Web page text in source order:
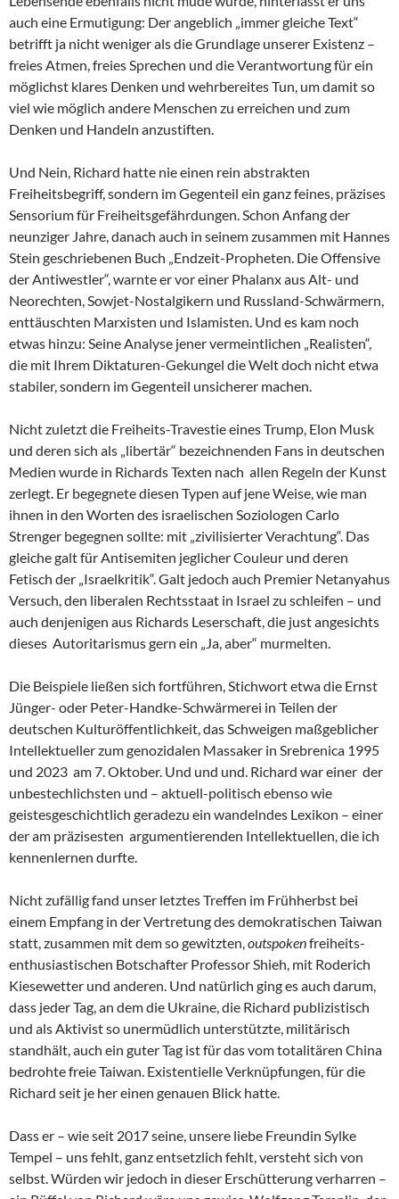
auch eine Ermutigung: Der angeblich „immer gleiche Text“
betrifft ja nicht weniger als die Grundlage unserer Existenz –
freies Atmen, freies Sprechen und die Verantwortung für ein
möglichst klares Denken und wehrbereites Tun, um damit so
viel wie möglich andere Menschen zu erreichen und zum
Denken und Handeln anzustiften.
Und Nein, Richard hatte nie einen rein abstrakten
Freiheitsbegriff, sondern im Gegenteil ein ganz feines, präzises
Sensorium für Freiheitsgefährdungen. Schon Anfang der
neunziger Jahre, danach auch in seinem zusammen mit Hannes
Stein geschriebenen Buch „Endzeit-Propheten. Die Offensive
der Antiwestler“, warnte er vor einer Phalanx aus Alt- und
Neorechten, Sowjet-Nostalgikern und Russland-Schwärmern,
enttäuschten Marxisten und Islamisten. Und es kam noch
etwas hinzu: Seine Analyse jener vermeintlichen „Realisten“,
die mit Ihrem Diktaturen-Gekungel die Welt doch nicht etwa
stabiler, sondern im Gegenteil unsicherer machen.
Nicht zuletzt die Freiheits-Travestie eines Trump, Elon Musk
und deren sich als „libertär“ bezeichnenden Fans in deutschen
Medien wurde in Richards Texten nach allen Regeln der Kunst
zerlegt. Er begegnete diesen Typen auf jene Weise, wie man
ihnen in den Worten des israelischen Soziologen Carlo
Strenger begegnen sollte: mit „zivilisierter Verachtung“. Das
gleiche galt für Antisemiten jeglicher Couleur und deren
Fetisch der „Israelkritik“. Galt jedoch auch Premier Netanyahus
Versuch, den liberalen Rechtsstaat in Israel zu schleifen – und
auch denjenigen aus Richards Leserschaft, die just angesichts
dieses Autoritarismus gern ein „Ja, aber“ murmelten.
Die Beispiele ließen sich fortführen, Stichwort etwa die Ernst
Jünger- oder Peter-Handke-Schwärmerei in Teilen der
deutschen Kulturöffentlichkeit, das Schweigen maßgeblicher
Intellektueller zum genozidalen Massaker in Srebrenica 1995
und 2023 am 7. Oktober. Und und und. Richard war einer der
unbestechlichsten und – aktuell-politisch ebenso wie
geistesgeschichtlich geradezu ein wandelndes Lexikon – einer
der am präzisesten argumentierenden Intellektuellen, die ich
kennenlernen durfte.
Nicht zufällig fand unser letztes Treffen im Frühherbst bei
einem Empfang in der Vertretung des demokratischen Taiwan
statt, zusammen mit dem so gewitzten,outspokenfreiheits-
enthusiastischen Botschafter Professor Shieh, mit Roderich
Kiesewetter und anderen. Und natürlich ging es auch darum,
dass jeder Tag, an dem die Ukraine, die Richard publizistisch
und als Aktivist so unermüdlich unterstützte, militärisch
standhält, auch ein guter Tag ist für das vom totalitären China
bedrohte freie Taiwan. Existentielle Verknüpfungen, für die
Richard seit je her einen genauen Blick hatte.
Dass er – wie seit 2017 seine, unsere liebe Freundin Sylke
Tempel – uns fehlt, ganz entsetzlich fehlt, versteht sich von
selbst. Würden wir jedoch in dieser Erschütterung verharren –